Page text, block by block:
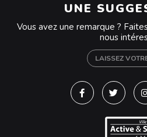
UNE
Vous avez une remarque ?
nous
LAISSEZ
Lien vers le
Lien